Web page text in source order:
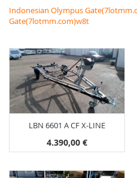
Indonesian Olympus
Gate(7lotmm.com)w8t
LBN 6601 A CF X-LINE
4.390,00 €